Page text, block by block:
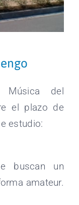
Música del
el plazo de
estudio:
buscan un
amateur.